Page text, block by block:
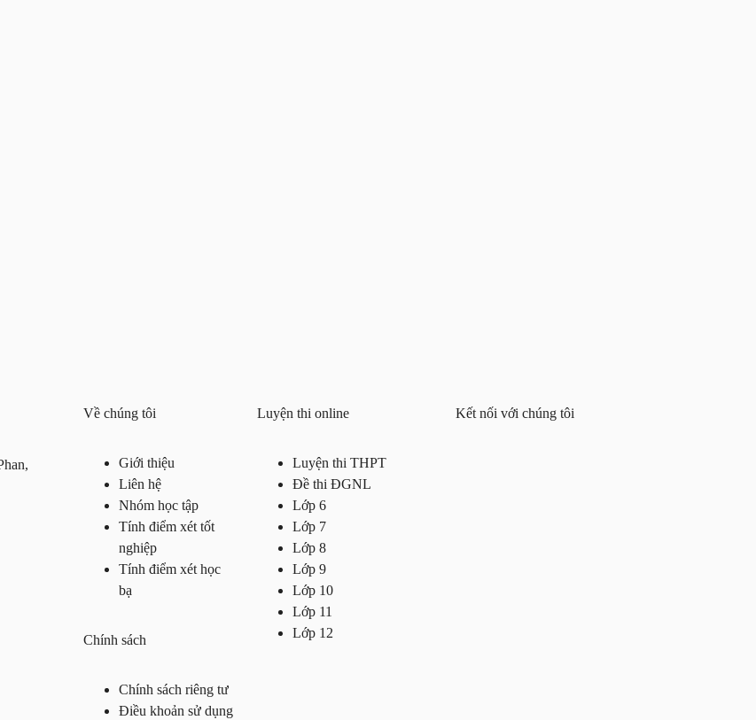
Về chúng tôi
Giới thiệu
Liên hệ
Nhóm học tập
Tính điểm xét tốt
nghiệp
Tính điểm xét học
bạ
Chính sách
Chính sách riêng tư
Điều khoản sử dụng
Luyện thi online
Luyện thi THPT
Đề thi ĐGNL
Lớp 6
Lớp 7
Lớp 8
Lớp 9
Lớp 10
Lớp 11
Lớp 12
Kết nối với chúng tôi